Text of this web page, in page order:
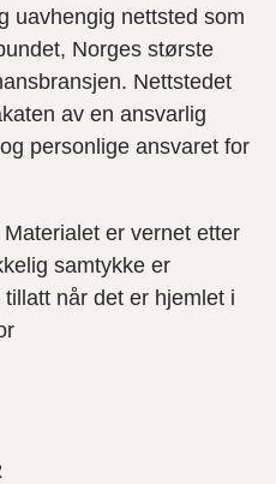
uavhengig nettsted som
Norges største
Nettstedet
av en ansvarlig
personlige ansvaret for
Materialet er vernet etter
samtykke er
når det er hjemlet i